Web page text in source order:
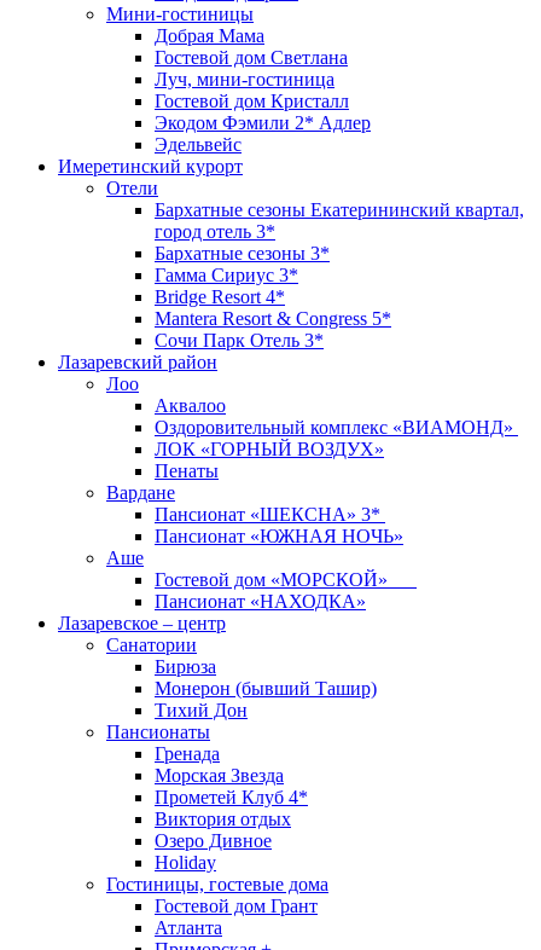
Мини-гостиницы
Добрая Мама
Гостевой дом Светлана
Луч, мини-гостиница
Гостевой дом Кристалл
Экодом Фэмили 2* Адлер
Эдельвейс
Имеретинский курорт
Отели
Бархатные сезоны Екатерининский квартал,
город отель 3*
Бархатные сезоны 3*
Гамма Сириус 3*
Bridge Resort 4*
Mantera Resort & Congress 5*
Сочи Парк Отель 3*
Лазаревский район
Лоо
Аквалоо
Оздоровительный комплекс «ВИАМОНД»
ЛОК «ГОРНЫЙ ВОЗДУХ»
Пенаты
Вардане
Пансионат «ШЕКСНА» 3*
Пансионат «ЮЖНАЯ НОЧЬ»
Аше
Гостевой дом «МОРСКОЙ»
Пансионат «НАХОДКА»
Лазаревское – центр
Санатории
Бирюза
Монерон (бывший Ташир)
Тихий Дон
Пансионаты
Гренада
Морская Звезда
Прометей Клуб 4*
Виктория отдых
Озеро Дивное
Holiday
Гостиницы, гостевые дома
Гостевой дом Грант
Атланта